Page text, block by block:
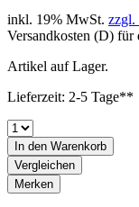
inkl. 19% MwSt. zzgl.
Versandkosten (D)
Artikel auf Lager.
Lieferzeit: 2-5 Tage**
In den Warenkorb
Vergleichen
Merken